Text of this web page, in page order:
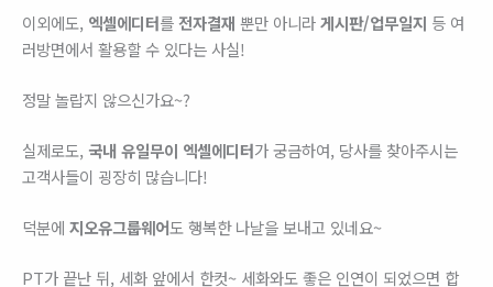
이외에도, 엑셀에디터를전자결재 뿐만 아니라게시판/업무일지 등 여
러방면에서 활용할 수 있다는 사실!
정말 놀랍지 않으신가요~?
실제로도, 국내 유일무이 엑셀에디터가 궁금하여, 당사를 찾아주시는
고객사들이 굉장히 많습니다!
덕분에 지오유그룹웨어도 행복한 나날을 보내고 있네요~
PT가 끝난 뒤, 세화 앞에서 한컷~ 세화와도 좋은 인연이 되었으면 합